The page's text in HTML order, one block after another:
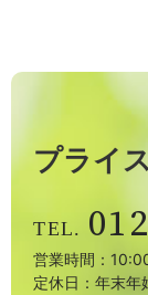
プライ
営業時間：
定休日：年末年